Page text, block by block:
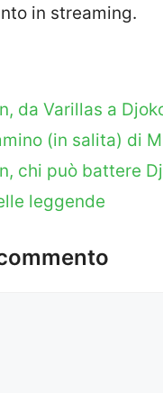
in streaming.
da Varillas a
(in salita) di
chi può battere
leggende